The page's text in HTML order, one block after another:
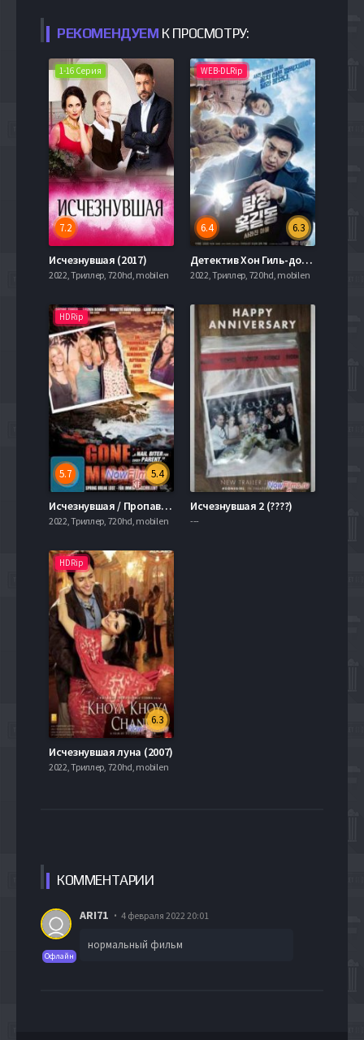
РЕКОМЕНДУЕМ К ПРОСМОТРУ:
1-16 Серия
7.2
Исчезнувшая (2017)
2022, Триллер, 720hd, mobilen
WEB-DLRip
6.3
6.4
Детектив Хон Гиль-дон: исчезнувшая деревня (2016)
2022, Триллер, 720hd, mobilen
HDRip
5.4
5.7
Исчезнувшая / Пропавшая без вести (2013)
2022, Триллер, 720hd, mobilen
Исчезнувшая 2 (????)
---
HDRip
6.3
Исчезнувшая луна (2007)
2022, Триллер, 720hd, mobilen
КОММЕНТАРИИ
Офлайн
ARI71 4 февраля 2022 20:01
нормальный фильм